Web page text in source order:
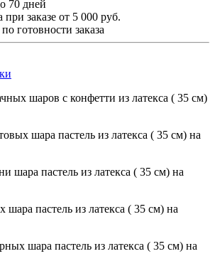
70 дней
при заказе от 5 000 руб.
готовности заказа
шаров с конфетти из латекса ( 35 см)
шара пастель из латекса ( 35 см) на
шара пастель из латекса ( 35 см) на
пастель из латекса ( 35 см) на
шара пастель из латекса ( 35 см) на